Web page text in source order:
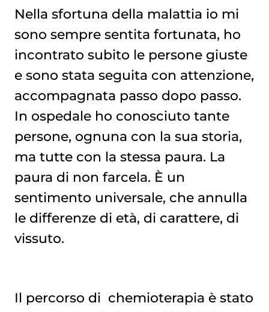
Nella sfortuna della malattia io mi
sono sempre sentita fortunata, ho
incontrato subito le persone giuste
e sono stata seguita con attenzione,
accompagnata passo dopo passo.
In ospedale ho conosciuto tante
persone, ognuna con la sua storia,
ma tutte con la stessa paura. La
paura di non farcela. È un
sentimento universale, che annulla
le differenze di età, di carattere, di
vissuto.
Il percorso di chemioterapia è stato